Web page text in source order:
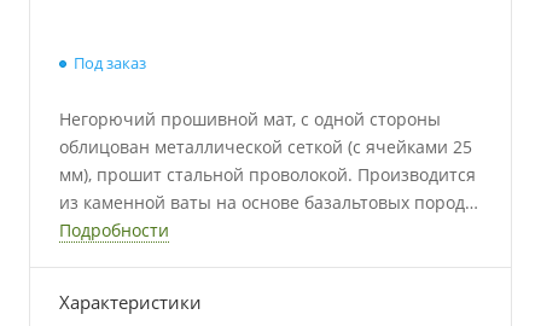
Под заказ
Негорючий прошивной мат, с одной стороны
облицован металлической сеткой (с ячейками 25
мм), прошит стальной проволокой. Производится
из каменной ваты на основе базальтовых пород.
Химически инертен, может использоваться в
плотнее прижимать мат к изолируемой
Подробности
Характеристики